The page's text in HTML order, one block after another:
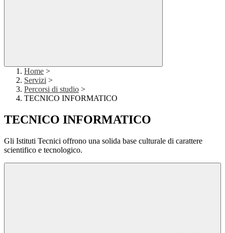
Home >
Servizi >
Percorsi di studio >
TECNICO INFORMATICO
TECNICO INFORMATICO
Gli Istituti Tecnici offrono una solida base culturale di carattere
scientifico e tecnologico.